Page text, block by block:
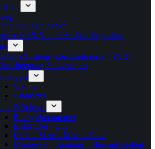
Kemi
og tilbehør
Sol & Vind + Acebott Vejrstation
Systems (Electrophoresis + PCR)
og Snakescopes
Vernier
Globisens
& Science
Biologi-laboratoriet
Elektricitet – Lys
Hede – Skov – Mark – Have
Mennesket – Anatomi – Humanfysiologi